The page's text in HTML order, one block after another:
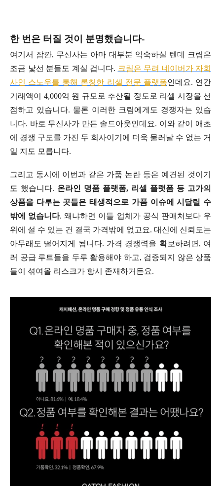
한 번은 터질 것이 분명했습니다-
여기서 잠깐, 무신사는 아마 대부분 익숙하실 텐데 크림은
조금 낯선 분들도 계실 겁니다. 크림은 무려 네이버가 자회
사인 스노우를 통해 론칭한 리셀 전문 플랫폼인데요. 연간
거래액이 4,000억 원 규모로 추산될 정도로 리셀 시장을 선
점하고 있습니다. 물론 이러한 크림에게도 경쟁자는 있습
니다. 바로 무신사가 만든 솔드아웃인데요. 이와 같이 애초
에 경쟁 구도를 가진 두 회사이기에 더욱 물러날 수 없는 거
일 지도 모릅니다.
그리고 동시에 이번과 같은 가품 논란 등은 예견된 것이기
도 했습니다. 온라인 명품 플랫폼, 리셀 플랫폼 등 고가의
상품을 다루는 곳들은 태생적으로 가품 이슈에 시달릴 수
밖에 없습니다. 왜냐하면 이들 업체가 공식 판매처보다 우
위에 설 수 있는 건 결국 가격밖에 없고요. 대신에 신뢰도는
아무래도 떨어지게 됩니다. 가격 경쟁력을 확보하려면, 여
러 공급 루트들을 두루 활용해야 하고, 검증되지 않은 상품
들이 섞여올 리스크가 항시 존재하거든요.